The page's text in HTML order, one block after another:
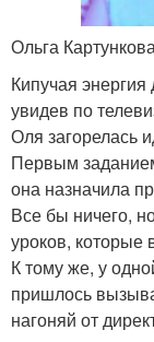
Ольга
Кипучая
увидев по
Оля загорелась
Первым
она назначила
Все бы ничего,
уроков, которые
К тому же, у
пришлось
нагоняй от